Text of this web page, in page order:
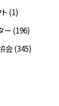
(1)
ー (196)
会 (345)